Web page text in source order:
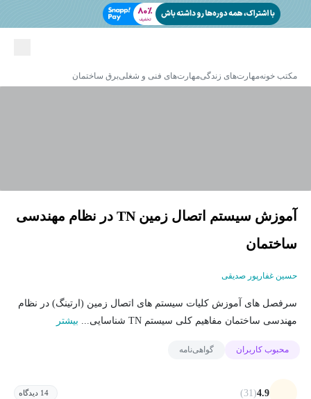
مکتب خونهمهارت‌های زندگیمهارت‌های فنی و شغلیبرق ساختمان
آموزش سیستم اتصال زمین TN در نظام مهندسی
ساختمان
حسین غفارپور صدیقی
سرفصل های آموزش کلیات سیستم های اتصال زمین (ارتینگ) در نظام
مهندسی ساختمان مفاهیم کلی سیستم TN شناسایی...
بیشتر
محبوب کاربران گواهی‌نامه
4.9
(31) 14 دیدگاه